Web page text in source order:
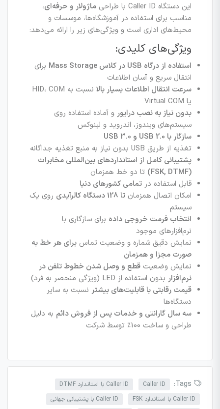
این دستگاه Caller ID با طراحی ماژولار و حرفه‌ای،
مناسب برای استفاده در آموزشگاه‌ها، موسسات و
محیط‌های اداری است و ویژگی‌های زیر را ارائه می‌دهد:
ویژگی‌های کلیدی:
استفاده از درگاه USB در کلاس Mass Storage
برای
انتقال سریع و آسان اطلاعات
سرعت انتقال اطلاعات بسیار بالا
نسبت به HID، COM
یا Virtual COM
بدون نیاز به نصب درایورو آماده استفاده روی
سیستم‌های ویندوز، اندروید و لینوکس
سازگار با USB 2.0 و USB 3.0
تغذیه از طریق USB بدون نیاز به منبع تغذیه جداگانه
پشتیبانی کامل از استانداردهای بین‌المللی مخابرات
(FSK, DTMF)
تا دو خط همزمان
قابل استفاده در تمامی کشورهای دنیا
امکان اتصال همزمان تا 128 دستگاه کالرآیدی
روی یک
سیستم
انتخاب فرمت خروجی داده برای سازگاری با
نرم‌افزارهای موجود
نمایش دقیق شماره و وضعیت تماس برای هر خط به
صورت مجزا و همزمان
نمایش وضعیت قطع و وصل شدن خطوط تلفن در
نرم‌افزاربدون استفاده از LED (ویژگی منحصر به فرد)
قیمت رقابتی با قابلیت‌های بیشترنسبت به سایر
دستگاه‌ها
سه سال گارانتی و خدمات پس از فروش دائم به دلیل
طراحی و ساخت 100٪ توسط شرکت
Tags:
Caller ID
Caller ID با استاندارد DTMF
Caller ID با استاندارد FSK
Caller ID با پشتیبانی جهانی